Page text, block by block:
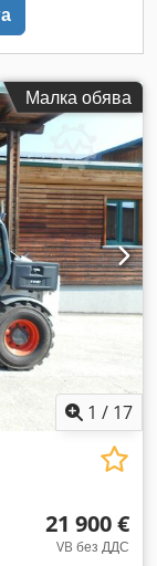
Малка обява
1 / 17
21 900 €
VB без ДДС